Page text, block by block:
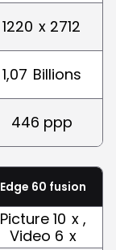
1220 x 2712
1,07 Billions
446 ppp
Edge 60 fusion
Picture 10 x ,
Video 6 x